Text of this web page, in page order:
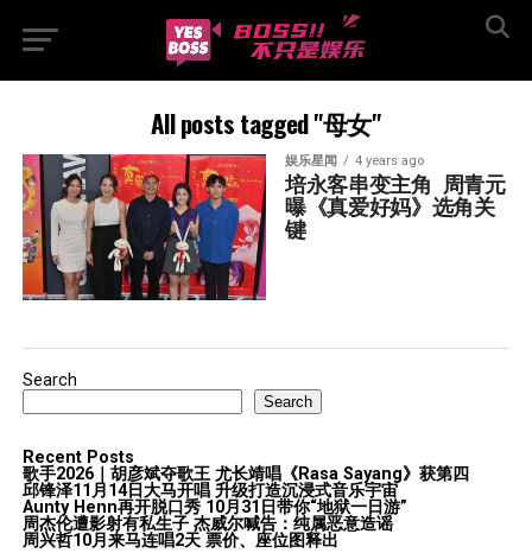
All posts tagged "母女"
娱乐星闻 4 years ago
培永客串变主角  周青元
曝《真爱好妈》选角关
键
Search
Search
Recent Posts
歌手2026｜胡彦斌夺歌王 尤长靖唱《Rasa Sayang》获第四
邱锋泽11月14日大马开唱 升级打造沉浸式音乐宇宙
Aunty Henn再开脱口秀 10月31日带你“地狱一日游”
周杰伦遭影射有私生子 杰威尔喊告：纯属恶意造谣
周兴哲10月来马连唱2天 票价、座位图释出